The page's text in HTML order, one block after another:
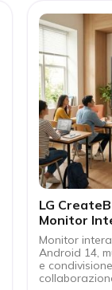
LG
Monitor
UHD
Monitor
Android 14,
e